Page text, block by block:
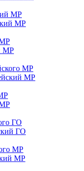
МР
МР
МР
МР
МР
МР
МР
ГО
ГО
МР
МР